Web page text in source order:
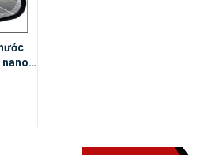
DSP tích hợp trong màn hình Oled
Android Oled Pro X3 có thể tích hợp
cảm biến áp suất lốp, cảnh báo điểm
tô